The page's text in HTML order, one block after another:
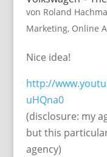
von Roland
Marketing, Online
Nice idea!
http://
uHQna0
(disclosure: my
but this
agency)